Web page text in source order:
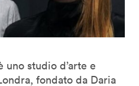
uno studio d’arte e
fondato da Daria